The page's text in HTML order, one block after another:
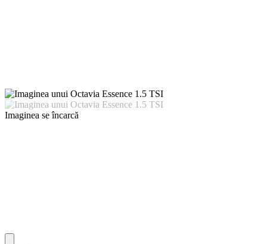
Imaginea se încarcă